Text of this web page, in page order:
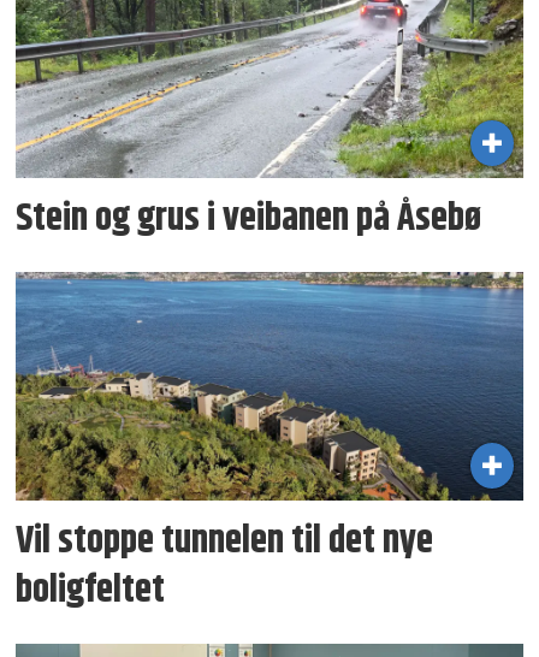
Stein og grus i veibanen på Åsebø
Vil stoppe tunnelen til det nye
boligfeltet